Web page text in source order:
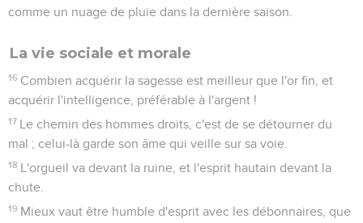
comme un nuage de pluie dans la dernière saison.
La vie sociale et morale
16 Combien acquérir la sagesse est meilleur que l'or fin, et
acquérir l'intelligence, préférable à l'argent !
17 Le chemin des hommes droits, c'est de se détourner du
mal ; celui-là garde son âme qui veille sur sa voie.
18 L'orgueil va devant la ruine, et l'esprit hautain devant la
chute.
19 Mieux vaut être humble d'esprit avec les débonnaires, que